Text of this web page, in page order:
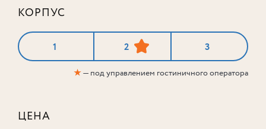
КОРПУС
1 2 3
★— под управлением гостиничного оператора
ЦЕНА